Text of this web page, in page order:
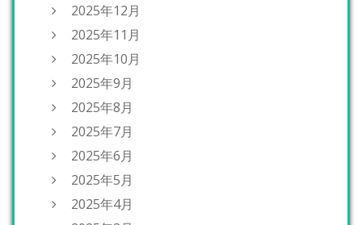
2025年12月
2025年11月
2025年10月
2025年9月
2025年8月
2025年7月
2025年6月
2025年5月
2025年4月